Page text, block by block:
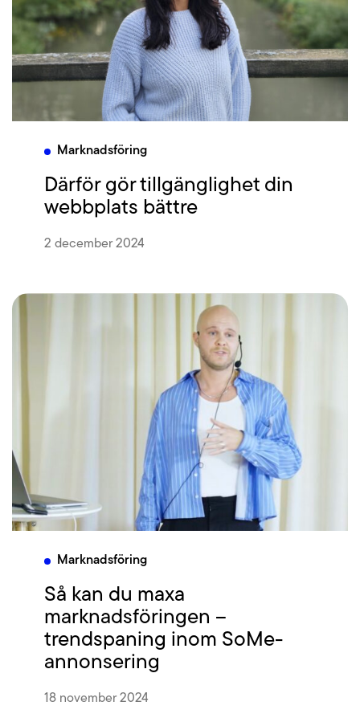
Marknadsföring
Därför gör tillgänglighet din
webbplats bättre
2 december 2024
Marknadsföring
Så kan du maxa
marknadsföringen –
trendspaning inom SoMe-
annonsering
18 november 2024